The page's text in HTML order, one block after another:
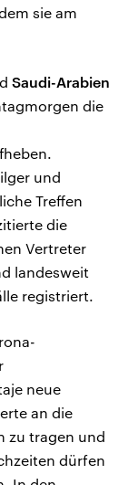
sie am
Saudi-Arabien
die
und
Treffen
die
Vertreter
landesweit
registriert.
neue
an die
zu tragen und
dürfen